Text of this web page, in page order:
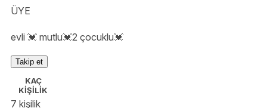
ÜYE
evli 💓 mutlu💓2 çocuklu💓
Takip et
KAÇ
KİŞİLİK
7 kişilik